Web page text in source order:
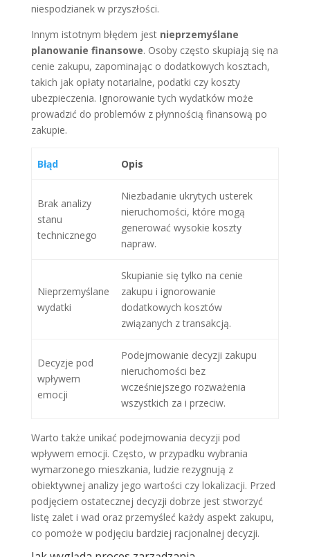
niespodzianek w przyszłości.
Innym istotnym błędem jest nieprzemyślane
planowanie finansowe. Osoby często skupiają się na
cenie zakupu, zapominając o dodatkowych kosztach,
takich jak opłaty notarialne, podatki czy koszty
ubezpieczenia. Ignorowanie tych wydatków może
prowadzić do problemów z płynnością finansową po
zakupie.
Błąd Opis
Brak analizy
stanu
technicznego
Niezbadanie ukrytych usterek
nieruchomości, które mogą
generować wysokie koszty
napraw.
Nieprzemyślane
wydatki
Skupianie się tylko na cenie
zakupu i ignorowanie
dodatkowych kosztów
związanych z transakcją.
Decyzje pod
wpływem
emocji
Podejmowanie decyzji zakupu
nieruchomości bez
wcześniejszego rozważenia
wszystkich za i przeciw.
Warto także unikać podejmowania decyzji pod
wpływem emocji. Często, w przypadku wybrania
wymarzonego mieszkania, ludzie rezygnują z
obiektywnej analizy jego wartości czy lokalizacji. Przed
podjęciem ostatecznej decyzji dobrze jest stworzyć
listę zalet i wad oraz przemyśleć każdy aspekt zakupu,
co pomoże w podjęciu bardziej racjonalnej decyzji.